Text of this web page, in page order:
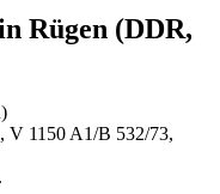
Rügen (DDR,
V 1150 A1/B 532/73,